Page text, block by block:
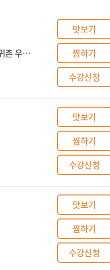
[귀농귀촌]중장년 특성에 맞는 귀촌 우수사례
맛보기
찜하기
수강신청
맛보기
찜하기
수강신청
맛보기
찜하기
수강신청